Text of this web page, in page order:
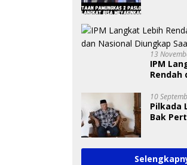
13
IPM
Rendah
Debat
10
Pilkada
Bak